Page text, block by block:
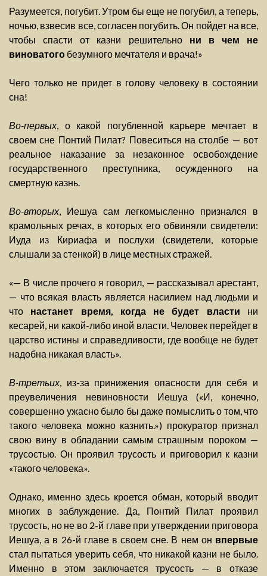
Разумеется, погубит. Утром бы еще не погубил, а теперь,
ночью, взвесив все, согласен погубить. Он пойдет на все,
чтобы спасти от казни решительно ни в чем не
виноватого безумного мечтателя и врача!»
Чего только не придет в голову человеку в состоянии
сна!
Во-первых, о какой погубленной карьере мечтает в
своем сне Понтий Пилат? Повеситься на столбе — вот
реальное наказание за незаконное освобождение
государственного преступника, осужденного на
смертную казнь.
Во-вторых, Иешуа сам легкомысленно признался в
крамольных речах, в которых его обвиняли свидетели:
Иуда из Кириафа и послухи (свидетели, которые
слышали за стенкой) в лице местных стражей.
«— В числе прочего я говорил, — рассказывал арестант,
— что всякая власть является насилием над людьми и
что настанет время, когда не будет власти ни
кесарей, ни какой-либо иной власти. Человек перейдет в
царство истины и справедливости, где вообще не будет
надобна никакая власть».
В-третьих, из-за принижения опасности для себя и
преувеличения невиновности Иешуа («И, конечно,
совершенно ужасно было бы даже помыслить о том, что
такого человека можно казнить.») прокуратор признал
свою вину в обладании самым страшным пороком —
трусостью. Он проявил трусость и приговорил к казни
«такого человека».
Однако, именно здесь кроется обман, который вводит
многих в заблуждение. Да, Понтий Пилат проявил
трусость, но не во 2-й главе при утверждении приговора
Иешуа, а в 26-й главе в своем сне. В нем он впервые
стал пытаться уверить себя, что никакой казни не было.
Именно в этом заключается трусость — в отказе